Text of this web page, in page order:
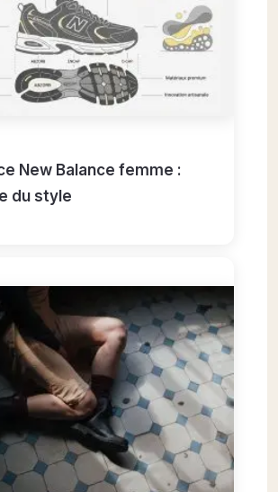
New Balance femme :
du style